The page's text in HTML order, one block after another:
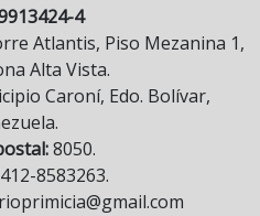
4
Atlantis, Piso Mezanina 1,
Alta Vista.
Caroní, Edo. Bolívar,
8050.
8583263.